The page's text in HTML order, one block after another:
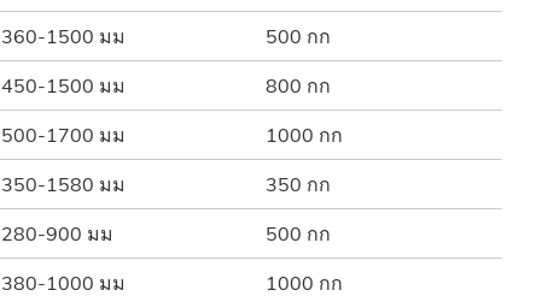
360-1500 มม 500 กก
450-1500 มม 800 กก
500-1700 มม 1000 กก
350-1580 มม 350 กก
280-900 มม 500 กก
380-1000 มม 1000 กก